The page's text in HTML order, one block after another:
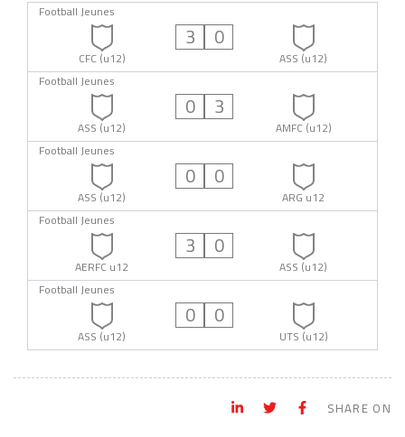
Football Jeunes
CFC (u12)
3 0
ASS (u12)
Football Jeunes
ASS (u12)
0 3
AMFC (u12)
Football Jeunes
ASS (u12)
0 0
ARG u12
Football Jeunes
AERFC u12
3 0
ASS (u12)
Football Jeunes
ASS (u12)
0 0
UTS (u12)
SHARE ON